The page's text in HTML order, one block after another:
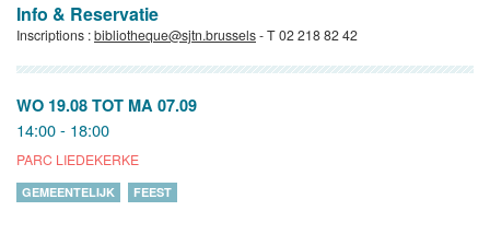
Info & Reservatie
Inscriptions :bibliotheque@sjtn.brussels- T 02 218 82 42
WO 19.08 TOT MA 07.09
14:00 - 18:00
PARC LIEDEKERKE
GEMEENTELIJK FEEST